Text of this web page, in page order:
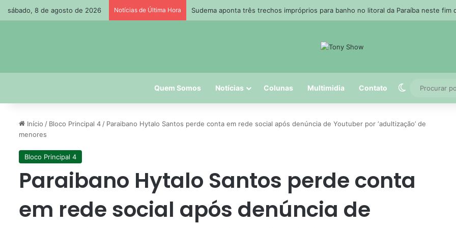
sábado, 8 de agosto de 2026 Notícias de Última Hora Petrobras manterá estratégia de preços com subvenção
Quem Somos Notícias Colunas Multimidia Contato Switch skin
Início / Bloco Principal 4 / Paraibano Hytalo Santos perde conta em rede social após denúncia de Youtuber por ‘adultização’ de
menores
Bloco Principal 4
Paraibano Hytalo Santos perde conta
em rede social após denúncia de